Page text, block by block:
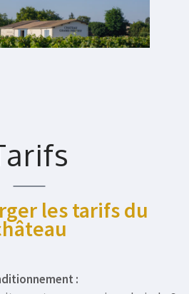
les tarifs du
: